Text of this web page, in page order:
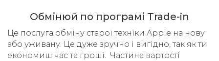
Обмінюй по програмі Trade-in
Це послуга обміну старої техніки Apple на нову
або уживану. Це дуже зручно і вигідно, так як ти
економиш час та гроші. Частина вартості